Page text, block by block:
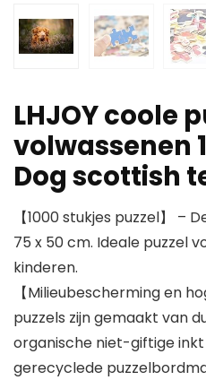
LHJOY coole
volwassenen
Dog scottish
【1000 stukjes puzzel】 –
75 x 50 cm. Ideale puzzel
kinderen.
【Milieubescherming en
puzzels zijn gemaakt van
organische niet-giftige inkt
gerecyclede